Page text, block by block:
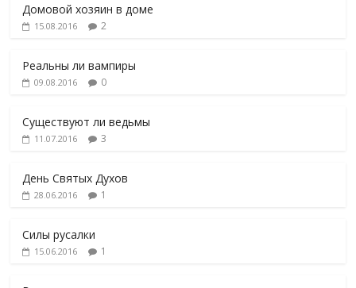
Домовой хозяин в доме
15.08.2016 2
Реальны ли вампиры
09.08.2016 0
Существуют ли ведьмы
11.07.2016 3
День Святых Духов
28.06.2016 1
Силы русалки
15.06.2016 1